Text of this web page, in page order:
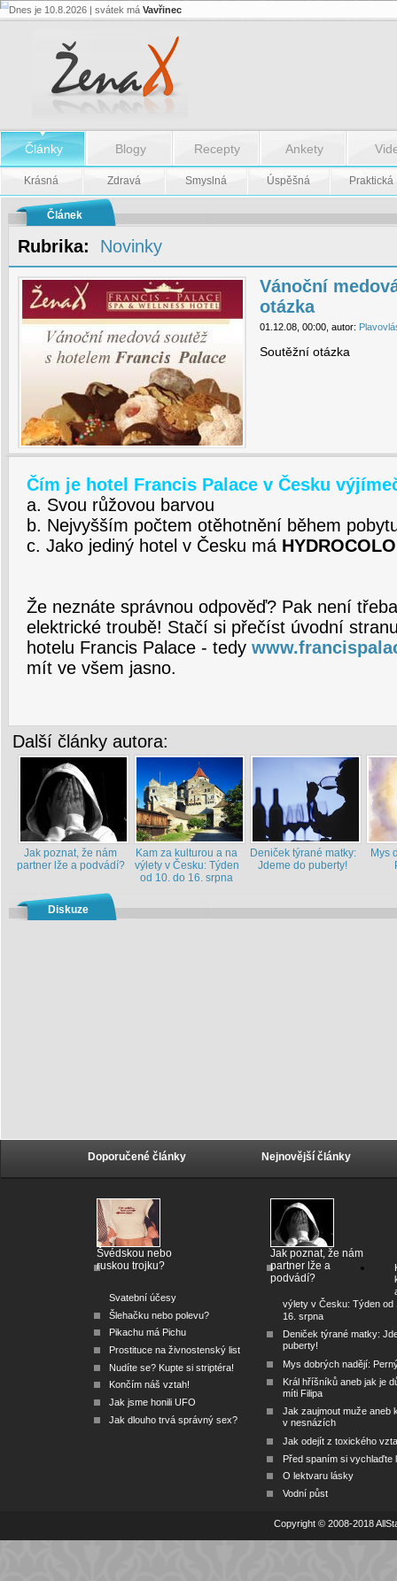
Vánoční
medová
soutěž
-
Soutěžní
otázka
Dnes je 10.8.2026 | svátek má Vavřinec
Články Blogy Recepty Ankety
Krásná Zdravá Smyslná Úspěšná Praktická
Článek
Rubrika: Novinky
Vánoční
otázka
01.12.08, 00:00, autor:
Soutěžní otázka
Čím je hotel Francis Palace v Česku
a. Svou růžovou barvou
b. Nejvyšším počtem otěhotnění během
c. Jako jediný hotel v Česku má
Že neznáte správnou odpověď? Pak není
elektrické troubě! Stačí si přečíst úvodní
hotelu Francis Palace - tedy
mít ve všem jasno.
Další články autora:
Jak poznat, že nám
partner lže a podvádí?
Kam za kulturou a na
výlety v Česku: Týden
od 10. do 16. srpna
Deniček týrané matky:
Jdeme do puberty!
Mys
Diskuze
Doporučené články
Švédskou nebo
ruskou trojku?
Svatební účesy
Šlehačku nebo polevu?
Pikachu má Pichu
Prostituce na živnostenský list
Nudíte se? Kupte si striptéra!
Končím náš vztah!
Jak jsme honili UFO
Jak dlouho trvá správný sex?
Nejnovější články
Jak poznat, že nám
partner lže a
podvádí?
výlety v Česku: Týden od
16. srpna
Deniček týrané matky:
puberty!
Mys dobrých nadějí:
Král hříšníků aneb jak je
míti Filipa
Jak zaujmout muže aneb
v nesnázích
Jak odejít z toxického
Před spaním si vychlaďte
O lektvaru lásky
Vodní půst
Copyright © 2008-2018